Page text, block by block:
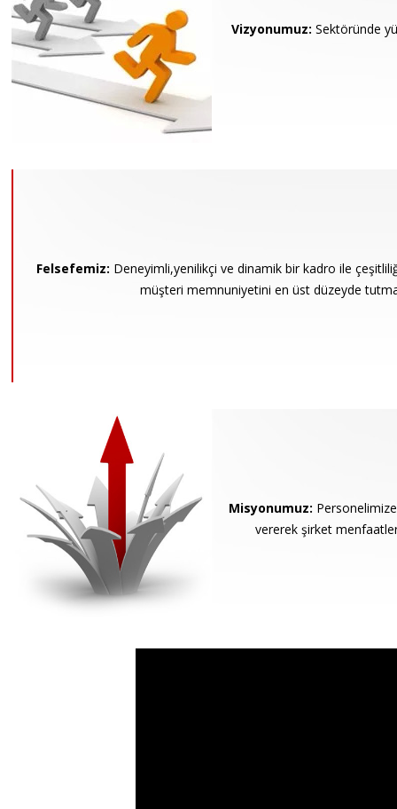
Vizyonumuz: Sektöründe
Felsefemiz: Deneyimli,yenilikçi ve dinamik bir kadro ile
müşteri memnuniyetini en üst düzeyde
Misyonumuz:
vererek şirket